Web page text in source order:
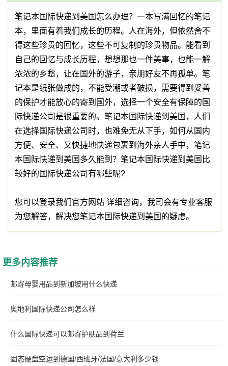
笔记本国际快递到美国怎么办理？一本写满回忆的笔记
本，里面有着我们成长的历程。人在海外，但依然舍不
得这些珍贵的回忆，这些不可复制的珍贵物品。能看到
自己的回忆与成长历程，想想那也一件美事，也能一解
浓浓的乡愁，让在国外的游子，亲朋好友不再孤单。笔
记本是纸张做成的，不能受潮或者破损，需要得到妥善
的保护才能放心的寄到国外，选择一个安全有保障的国
际快递公司是很重要的。笔记本国际快递到美国，人们
在选择国际快递公司时，也难免无从下手，如何从国内
方便、安全、又快捷地快递包裹到海外亲人手中，笔记
本国际快递到美国多久能到？笔记本国际快递到美国比
较好的国际快递公司有哪些呢?
您可以登录我们官方网站 详细咨询，我司会有专业客服
为您解答，解决您笔记本国际快递到美国的疑虑。
更多内容推荐
邮寄母婴用品到新加坡用什么快递
奥地利国际快递公司怎么样
什么国际快递可以邮寄护肤品到荷兰
固态硬盘空运到德国/西班牙/法国/意大利多少钱